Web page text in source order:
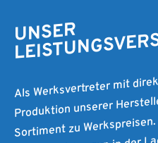
UNSER
Als Werksvertreter mit
Produktion unserer
Sortiment zu